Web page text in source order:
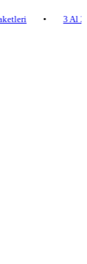
• 3 Al 2 Öde